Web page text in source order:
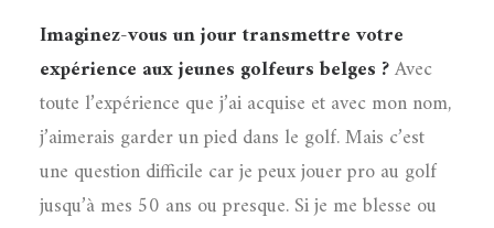
Imaginez-vous un jour transmettre votre
expérience aux jeunes golfeurs belges ?Avec
toute l’expérience que j’ai acquise et avec mon nom,
j’aimerais garder un pied dans le golf. Mais c’est
une question difficile car je peux jouer pro au golf
jusqu’à mes 50 ans ou presque. Si je me blesse ou